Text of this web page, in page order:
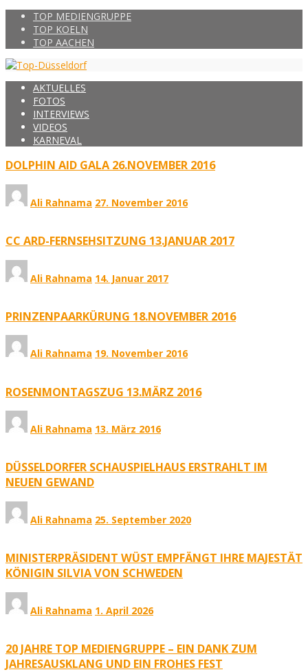
TOP MEDIENGRUPPE
TOP KOELN
TOP AACHEN
AKTUELLES
FOTOS
INTERVIEWS
VIDEOS
KARNEVAL
DOLPHIN AID GALA 26.NOVEMBER 2016
Ali Rahnama 27. November 2016
CC ARD-FERNSEHSITZUNG 13.JANUAR 2017
Ali Rahnama 14. Januar 2017
PRINZENPAARKÜRUNG 18.NOVEMBER 2016
Ali Rahnama 19. November 2016
ROSENMONTAGSZUG 13.MÄRZ 2016
Ali Rahnama 13. März 2016
DÜSSELDORFER SCHAUSPIELHAUS ERSTRAHLT IM
NEUEN GEWAND
Ali Rahnama 25. September 2020
MINISTERPRÄSIDENT WÜST EMPFÄNGT IHRE MAJESTÄT
KÖNIGIN SILVIA VON SCHWEDEN
Ali Rahnama 1. April 2026
20 JAHRE TOP MEDIENGRUPPE – EIN DANK ZUM
JAHRESAUSKLANG UND EIN FROHES FEST